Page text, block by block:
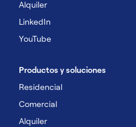
Alquiler
LinkedIn
YouTube
Productos y soluciones
Residencial
Comercial
Alquiler